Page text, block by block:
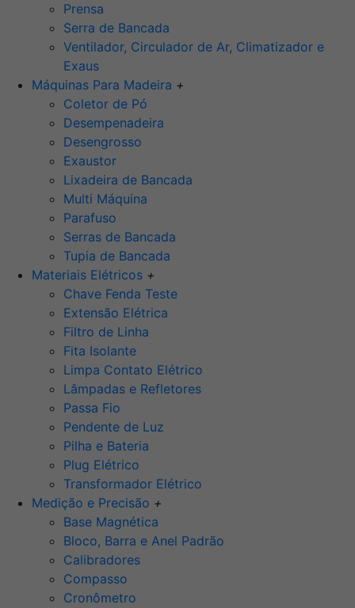
Prensa
Serra de Bancada
Ventilador, Circulador de Ar, Climatizador e
Exaus
Máquinas Para Madeira +
Coletor de Pó
Desempenadeira
Desengrosso
Exaustor
Lixadeira de Bancada
Multi Máquina
Parafuso
Serras de Bancada
Tupia de Bancada
Materiais Elétricos +
Chave Fenda Teste
Extensão Elétrica
Filtro de Linha
Fita Isolante
Limpa Contato Elétrico
Lâmpadas e Refletores
Passa Fio
Pendente de Luz
Pilha e Bateria
Plug Elétrico
Transformador Elétrico
Medição e Precisão +
Base Magnética
Bloco, Barra e Anel Padrão
Calibradores
Compasso
Cronômetro